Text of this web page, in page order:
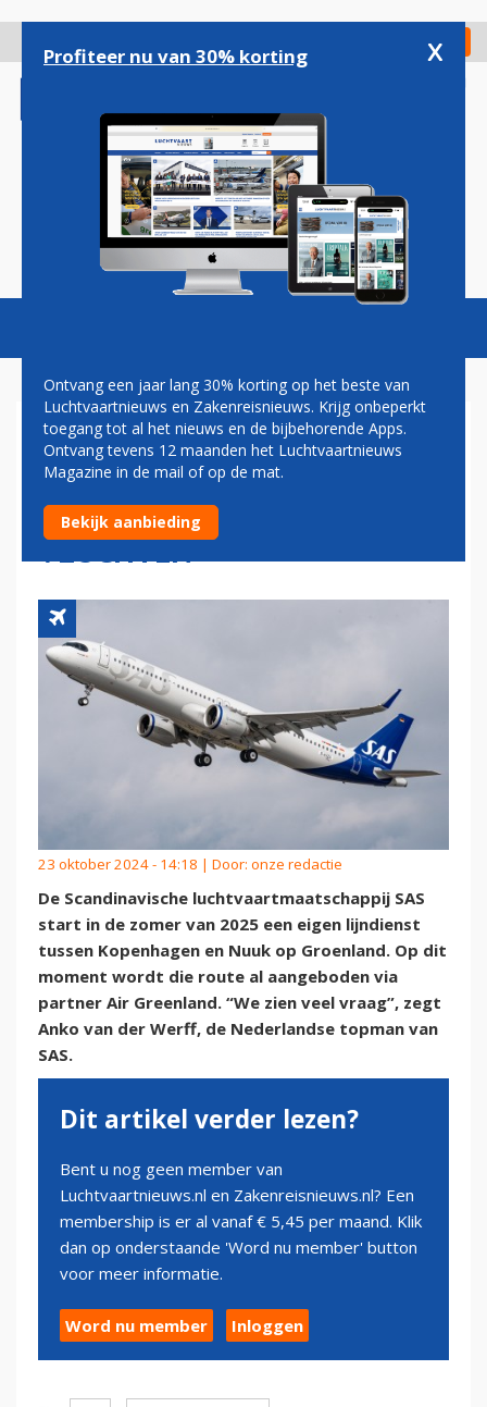
gaan
Check in
Magazine Podcasts Vacatures
SAS VERGROOT
BEREIKBAARHEID
GROENLAND MET EIGEN
VLUCHTEN
23 oktober 2024 - 14:18 | Door: onze redactie
De Scandinavische luchtvaartmaatschappij SAS
start in de zomer van 2025 een eigen lijndienst
tussen Kopenhagen en Nuuk op Groenland. Op dit
moment wordt die route al aangeboden via
partner Air Greenland. “We zien veel vraag”, zegt
Anko van der Werff, de Nederlandse topman van
SAS.
Dit artikel verder lezen?
Bent u nog geen member van
Luchtvaartnieuws.nl en Zakenreisnieuws.nl? Een
membership is er al vanaf € 5,45 per maand. Klik
dan op onderstaande 'Word nu member' button
voor meer informatie.
Word nu member Inloggen
Profiteer nu van 30% korting x
Ontvang een jaar lang 30% korting op het beste van
Luchtvaartnieuws en Zakenreisnieuws. Krijg onbeperkt
toegang tot al het nieuws en de bijbehorende Apps.
Ontvang tevens 12 maanden het Luchtvaartnieuws
Magazine in de mail of op de mat.
Bekijk aanbieding